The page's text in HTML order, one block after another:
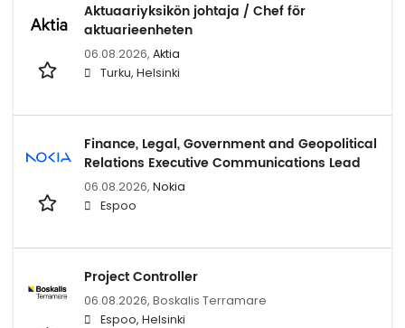
Aktuaariyksikön johtaja / Chef för
aktuarieenheten
06.08.2026, Aktia
Turku, Helsinki
Finance, Legal, Government and Geopolitical
Relations Executive Communications Lead
06.08.2026, Nokia
Espoo
Project Controller
06.08.2026, Boskalis Terramare
Espoo, Helsinki